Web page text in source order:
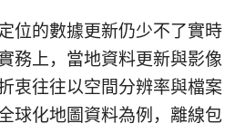
位的數據更新仍少不了實時
務上，當地資料更新與影像
衷往往以空間分辨率與檔案
球化地圖資料為例，離線包